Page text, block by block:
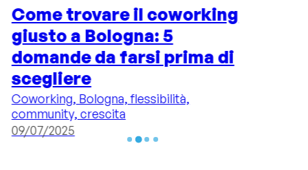
Come trovare il coworking
giusto a Bologna: 5
domande da farsi prima di
scegliere
Coworking, Bologna, flessibilità,
community, crescita
09/07/2025